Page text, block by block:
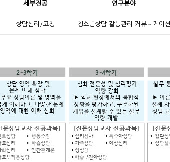
세부전공 연구분야
상담심리/코칭 청소년상담 갈등관리 커뮤니케이션